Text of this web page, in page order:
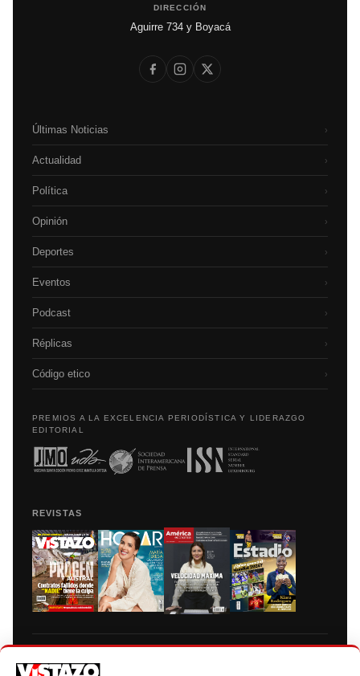
DIRECCIÓN
Aguirre 734 y Boyacá
Últimas Noticias ›
Actualidad ›
Política ›
Opinión ›
Deportes ›
Eventos ›
Podcast ›
Réplicas ›
Código etico ›
PREMIOS A LA EXCELENCIA PERIODÍSTICA Y LIDERAZGO
EDITORIAL
REVISTAS
autorización escrita de su titular, de todos los contenidos de Vistazo.com.